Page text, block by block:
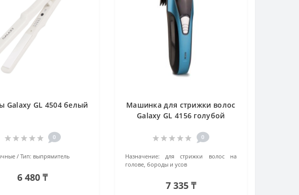
Galaxy GL 4504 белый
0
Тип: выпрямитель
6 480 ₸
Машинка для стрижки волос
Galaxy GL 4156 голубой
0
Назначение:
для стрижки волос на
голове, бороды и усов
7 335 ₸